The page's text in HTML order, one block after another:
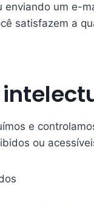
um e-
satisfazem a
e
ou